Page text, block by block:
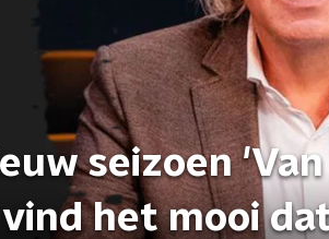
seizoen 'Van
het mooi